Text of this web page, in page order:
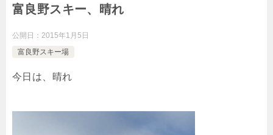
富良野スキー、晴れ
公開日： 2015年1月5日
富良野スキー場
今日は、晴れ